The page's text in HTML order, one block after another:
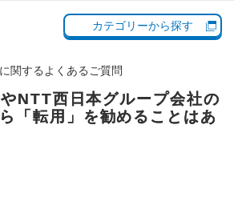
カテゴリーから探す
に関するよくあるご質問
NTT西日本グループ会社の
「転用」を勧めることはあ